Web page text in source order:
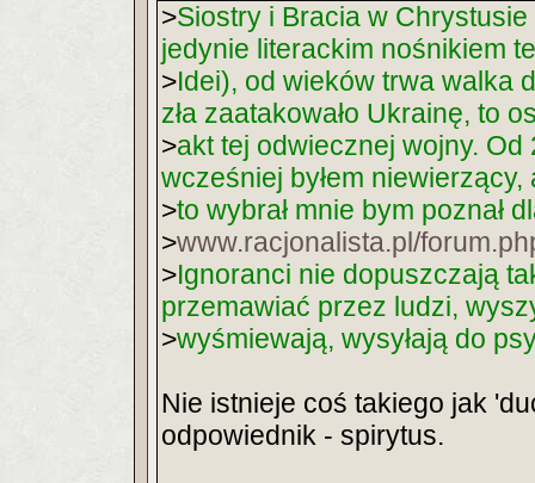
>Siostry i Bracia w
jedynie literackim nośnikiem
>Idei), od wieków trwa walka
zła zaatakowało Ukrainę, to
>akt tej odwiecznej wojny.
wcześniej byłem niewierzący,
>to wybrał mnie bym poznał
>www.racjonalista.pl/
>Ignoranci nie dopuszczają
przemawiać przez ludzi,
>wyśmiewają, wysyłają do
Nie istnieje coś takiego jak
odpowiednik - spirytus.